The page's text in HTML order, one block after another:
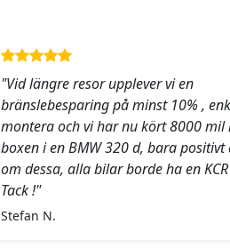
"Vid längre resor upplever vi en
bränslebesparing på minst 10% ,
montera och vi har nu kört 8000 mil
boxen i en BMW 320 d, bara positivt
om dessa, alla bilar borde ha en
Tack !"
Stefan N.